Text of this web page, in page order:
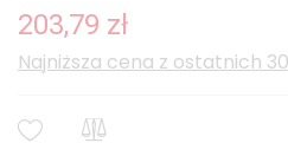
203,79 zł
Najniższa cena z ostatnich